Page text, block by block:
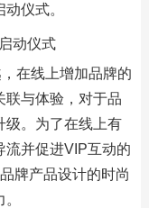
仪式。
动仪式
在线上增加品牌的
联与体验，对于品
级。为了在线上有
流并促进VIP互动的
牌产品设计的时尚